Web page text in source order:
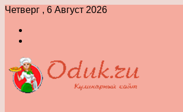
Четверг , 6 Август 2026